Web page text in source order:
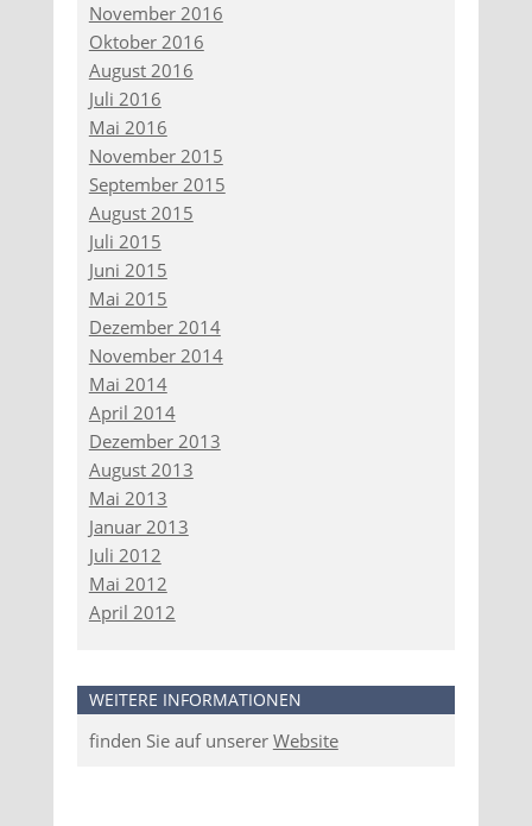
November 2016
Oktober 2016
August 2016
Juli 2016
Mai 2016
November 2015
September 2015
August 2015
Juli 2015
Juni 2015
Mai 2015
Dezember 2014
November 2014
Mai 2014
April 2014
Dezember 2013
August 2013
Mai 2013
Januar 2013
Juli 2012
Mai 2012
April 2012
WEITERE INFORMATIONEN
finden Sie auf unserer Website